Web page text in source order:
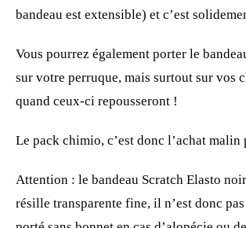
bandeau est extensible) et c’est
Vous pourrez également porter le
sur votre perruque, mais surtout sur vos
quand ceux-ci repousseront !
Le pack chimio, c’est donc l’achat malin
Attention : le bandeau Scratch Elasto
résille transparente fine, il n’est donc